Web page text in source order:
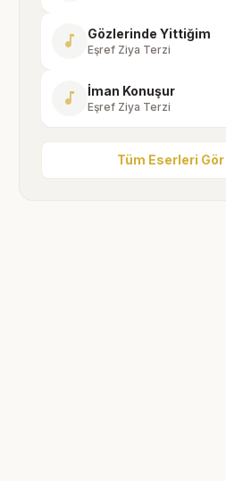
music_note Gözlerinde Yittiğim
Eşref Ziya Terzi
music_note İman Konuşur
Eşref Ziya Terzi
Tüm Eserleri Gör